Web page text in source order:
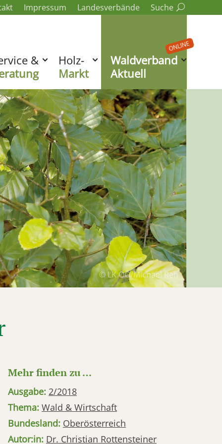
Impressum Landesverbände Suche
&
Holz-
Markt
ONLINE
Waldverband
Aktuell
© LK OÖ/Michael Reh
Mehr finden zu …
Ausgabe: 2/2018
Thema: Wald & Wirtschaft
Bundesland: Oberösterreich
Autor:in: Dr. Christian Rottensteiner